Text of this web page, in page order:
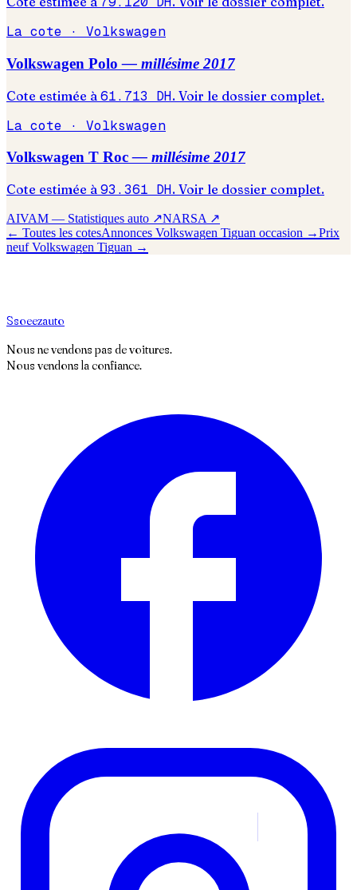
La cote · Volkswagen
Volkswagen Polo — millésime 2017
Cote estimée à 61.713 DH. Voir le dossier complet.
La cote · Volkswagen
Volkswagen T Roc — millésime2017
Cote estimée à 93.361 DH. Voir le dossier complet.
AIVAM — Statistiques auto ↗NARSA ↗
← Toutes les cotesAnnonces Volkswagen Tiguan occasion →Prix
neufVolkswagen Tiguan →
Ssoeezauto
Nous ne vendons pas de voitures.
Nous vendons la confiance.